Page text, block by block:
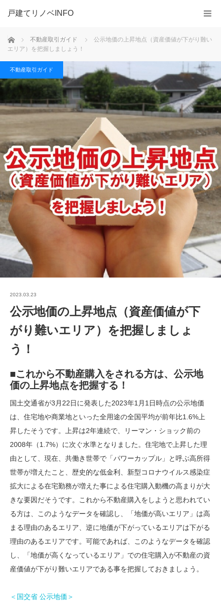
戸建てリノベINFO
ホーム 不動産取引ガイド
公示地価の上昇地点（資産価値が下がり難い
エリア）を把握しましょう！
不動産取引ガイド
2023.03.23
公示地価の上昇地点（資産価値が下
がり難いエリア）を把握しましょ
う！
■これから不動産購入をされる方は、公示地
価の上昇地点を把握する！
国土交通省が3月22日に発表した2023年1月1日時点の公示地価
は、住宅地や商業地といった全用途の全国平均が前年比1.6%上
昇したそうです。上昇は2年連続で、リーマン・ショック前の
2008年（1.7%）に次ぐ水準となりました。住宅地で上昇した理
由として、現在、共働き世帯で「パワーカップル」と呼ぶ高所得
世帯が増えたこと、歴史的な低金利、新型コロナウイルス感染症
拡大による在宅勤務が増えた事による住宅購入動機の高まりが大
きな要因だそうです。これから不動産購入をしようと思われてい
る方は、このようなデータを確認し、「地価が高いエリア」は高
まる理由のあるエリア、逆に地価が下がっているエリアは下がる
理由のあるエリアです。可能であれば、このようなデータを確認
し、「地価が高くなっているエリア」での住宅購入が不動産の資
産価値が下がり難いエリアである事を把握しておきましょう。
＜国交省 公示地価＞